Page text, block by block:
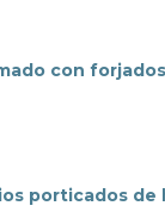
con
porticados